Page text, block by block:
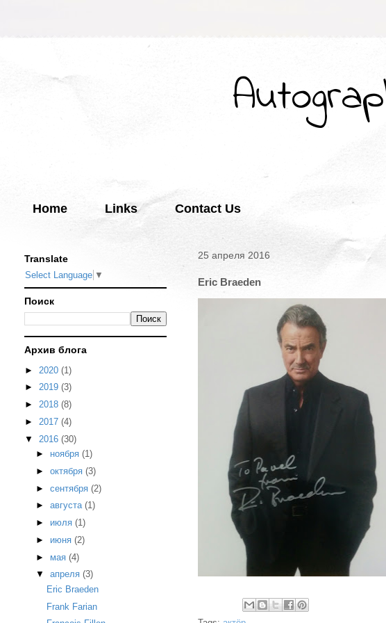
Home Links Contact Us
25 апреля 2016
Eric Braeden
Translate
Select Language ▼
Поиск
Архив блога
► 2020 (1)
► 2019 (3)
► 2018 (8)
► 2017 (4)
▼ 2016 (30)
► ноября (1)
► октября (3)
► сентября (2)
► августа (1)
► июля (1)
► июня (2)
► мая (4)
▼ апреля (3)
Eric Braeden
Frank Farian